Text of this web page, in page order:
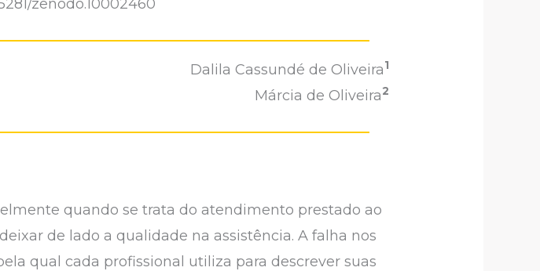
zenodo.10002460
Dalila Cassundé de Oliveira1
Márcia de Oliveira2
quando se trata do atendimento prestado ao
de lado a qualidade na assistência. A falha nos
qual cada profissional utiliza para descrever suas